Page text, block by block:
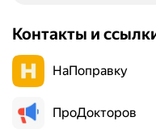
Контакты и
НаПоправку
ПроДокторов